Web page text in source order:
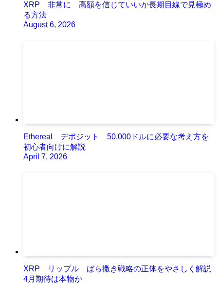
XRP 非常に 高額を信じていいか長期目線で見極め
る方法
August 6, 2026
Ethereal デポジット 50,000ドルに必要な考え方を
初心者向けに解説
April 7, 2026
XRP リップル ばら撒き戦略の正体をやさしく解説
4月期待は本物か